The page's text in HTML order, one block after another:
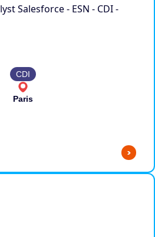
Salesforce - ESN - CDI -
CDI
Paris
>